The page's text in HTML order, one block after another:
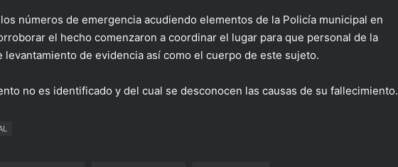
números de emergencia acudiendo elementos de la Policía municipal en
el hecho comenzaron a coordinar el lugar para que personal de la
levantamiento de evidencia así como el cuerpo de este sujeto.
no es identificado y del cual se desconocen las causas de su fallecimiento.